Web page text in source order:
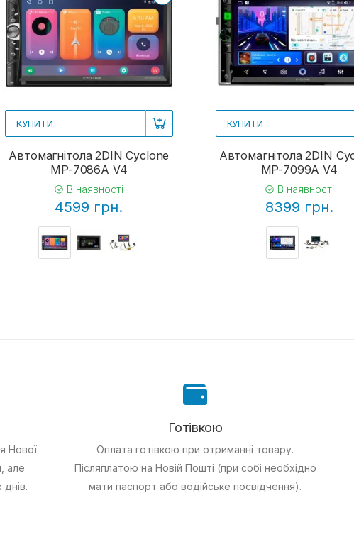
КУПИТИ
Автомагнітола 2DIN Cyclone
MP-7086A V4
В наявності
4599 грн.
КУПИТИ
Автомагнітола 2DIN
MP-7099A V4
В наявності
8399 грн.
Нової
але
Готівкою
Оплата готівкою при отриманні товару.
Післяплатою на Новій Пошті (при собі необхідно
мати паспорт або водійське посвідчення).